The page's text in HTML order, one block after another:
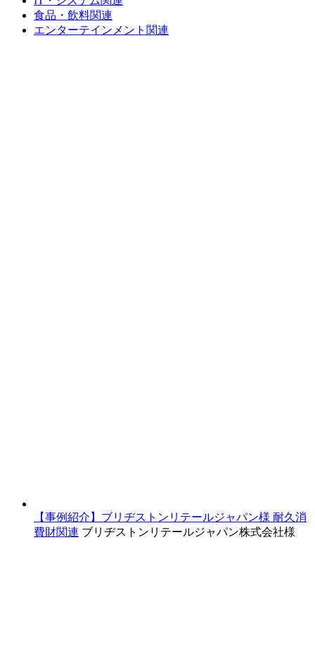
食品・飲料関連
エンターテインメント関連
【事例紹介】ブリヂストンリテールジャパン様 耐久消
費財関連 ブリヂストンリテールジャパン株式会社様